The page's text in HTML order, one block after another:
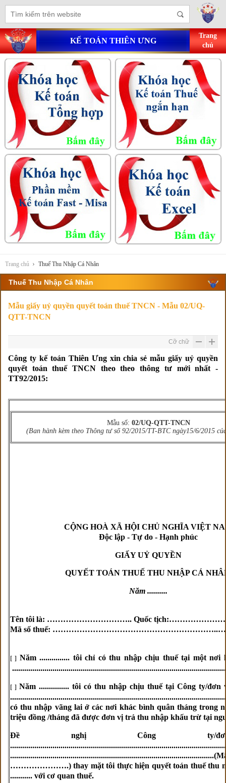
KẾ TOÁN THIÊN ƯNG
Trang
chủ
Trang chủ Thuế Thu Nhập Cá Nhân
Thuế Thu Nhập Cá Nhân
Mẫu giấy uỷ quyền quyết toán thuế TNCN - Mẫu 02/UQ-
QTT-TNCN
Cỡ chữ
Công ty kế toán Thiên Ưng xin chia sẻ mẫu giấy uỷ quyền
quyết toán thuế TNCN theo theo thông tư mới nhất -
TT92/2015:
Mẫu số: 02/UQ-QTT-TNCN
(Ban hành kèm theo Thông tư số 92/2015/TT-BTC ngày15/6/2015
CỘNG HOÀ XÃ HỘI CHỦ NGHĨA VIỆT
Độc lập - Tự do - Hạnh phúc
GIẤY UỶ QUYỀN
QUYẾT TOÁN THUẾ THU NHẬP CÁ
Năm ..........
Tên tôi là: ………………………….. Quốc
Mã số thuế:
[ ] Năm ............... tôi chỉ có thu nhập chịu thuế tại một nơi
[ ] Năm ............... tôi có thu nhập chịu thuế tại Công
có thu nhập vãng lai ở các nơi khác bình quân tháng trong
triệu đồng /tháng đã được đơn vị trả thu nhập khấu trừ tại
Đề nghị Công ty/
………………….) thay mặt tôi thực hiện quyết toán thuế thu
........... với cơ quan thuế.